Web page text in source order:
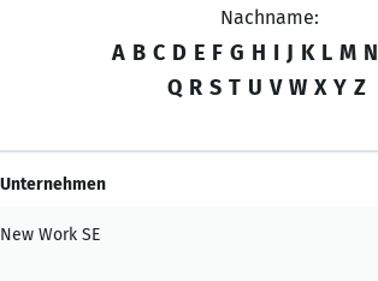
Nachname:
A B C D E F G H I J K L M N
Q R S T U V W X Y Z
Unternehmen
New Work SE